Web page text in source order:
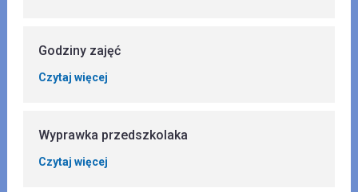
Godziny zajęć
Czytaj więcej
Wyprawka przedszkolaka
Czytaj więcej